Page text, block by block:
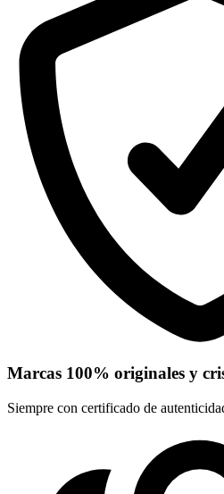
Marcas 100% originales y
Siempre con certificado de